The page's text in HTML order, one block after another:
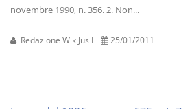
novembre 1990, n. 356. 2. Non...
Redazione WikiJus I 25/01/2011